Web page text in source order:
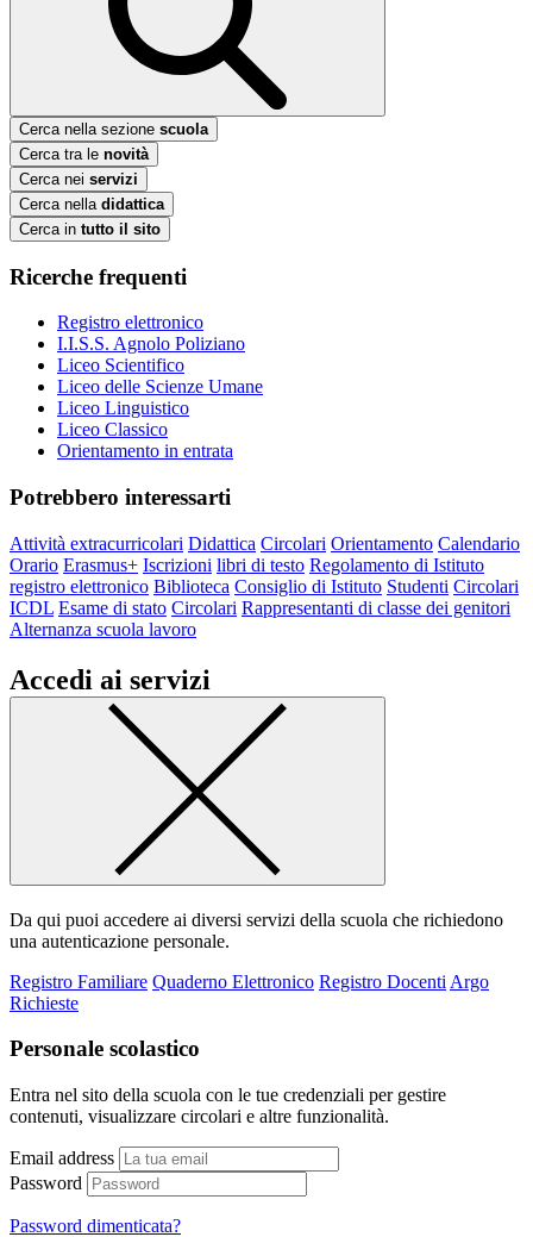
Cerca nella sezione scuola
Cerca tra le novità
Cerca nei servizi
Cerca nella didattica
Cerca in tutto il sito
Ricerche frequenti
Registro elettronico
I.I.S.S. Agnolo Poliziano
Liceo Scientifico
Liceo delle Scienze Umane
Liceo Linguistico
Liceo Classico
Orientamento in entrata
Potrebbero interessarti
Attività extracurricolari Didattica Circolari Orientamento Calendario
Orario Erasmus+ Iscrizioni libri di testo Regolamento di Istituto
registro elettronico Biblioteca Consiglio di Istituto Studenti Circolari
ICDL Esame di stato Circolari Rappresentanti di classe dei genitori
Alternanza scuola lavoro
Accedi ai servizi
Da qui puoi accedere ai diversi servizi della scuola che richiedono
una autenticazione personale.
Registro Familiare Quaderno Elettronico Registro Docenti Argo
Richieste
Personale scolastico
Entra nel sito della scuola con le tue credenziali per gestire
contenuti, visualizzare circolari e altre funzionalità.
Email address
Password
Password dimenticata?